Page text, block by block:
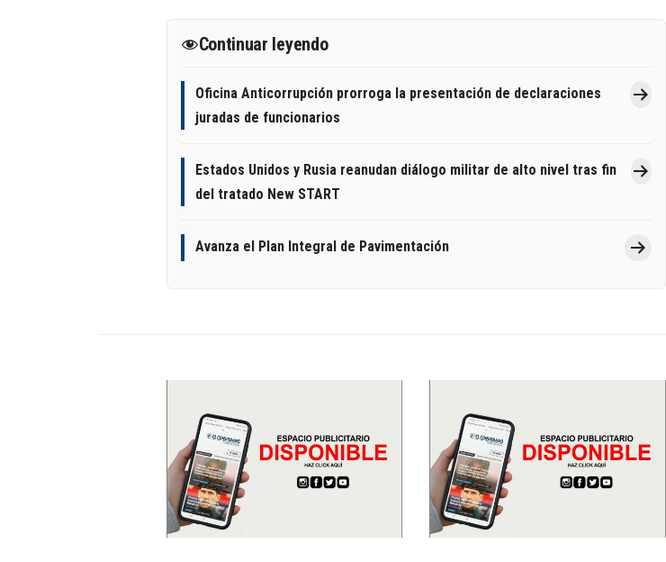
Continuar leyendo
Oficina Anticorrupción prorroga la presentación de declaraciones
juradas de funcionarios
Estados Unidos y Rusia reanudan diálogo militar de alto nivel tras fin
del tratado New START
Avanza el Plan Integral de Pavimentación